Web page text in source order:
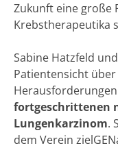
Zukunft eine große
Krebstherapeutika
Sabine Hatzfeld
Patientensicht
fortgeschrittenen
Lungenkarzinom.
dem Verein